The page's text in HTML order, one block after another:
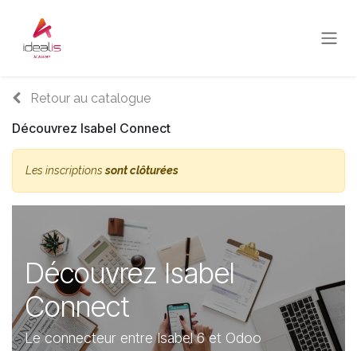
Retour au catalogue
Découvrez Isabel Connect
Les inscriptionssont clôturées
Découvrez Isabel
Connect
Le connecteur entre Isabel 6 et Odoo